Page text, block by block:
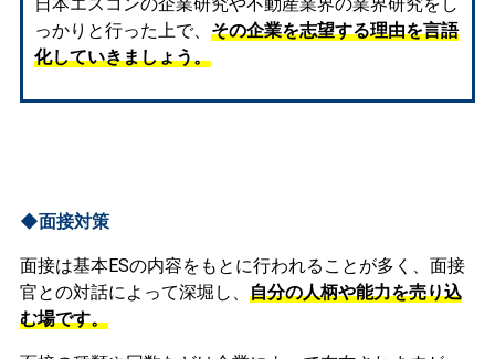
っかりと行った上で、 その企業を志望する理由を言語
化していきましょう。
◆面接対策
面接は基本ESの内容をもとに行われることが多く、面接
官との対話によって深堀し、 自分の人柄や能力を売り込
む場です。